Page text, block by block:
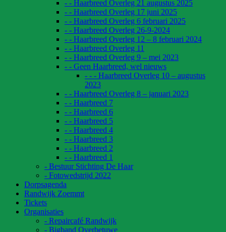
- - Haarbreed Overleg 21 augustus 2025
- - Haarbreed Overleg 17 juni 2025
- - Haarbreed Overleg 6 februari 2025
- - Haarbreed Overleg 26-9-2024
- - Haarbreed Overleg 12 – 8 februari 2024
- - Haarbreed Overleg 11
- - Haarbreed Overleg 9 – mei 2023
- - Geen Haarbreed, wel nieuws
- - - Haarbreed Overleg 10 – augustus
2023
- - Haarbreed Overleg 8 – januari 2023
- - Haarbreed 7
- - Haarbreed 6
- - Haarbreed 5
- - Haarbreed 4
- - Haarbreed 3
- - Haarbreed 2
- - Haarbreed 1
- Bestuur Stichting De Haar
- Fotowedstrijd 2022
Dorpsagenda
Randwijk Zoemmt
Tickets
Organisaties
- Repaircafé Randwijk
- Bigband Overbetuwe